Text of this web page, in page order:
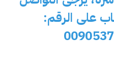
على الرقم: